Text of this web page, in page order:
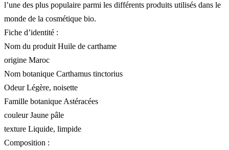
l’une des plus populaire parmi les différents produits utilisés dans le
monde de la cosmétique bio.
Fiche d’identité :
Nom du produit Huile de carthame
origine Maroc
Nom botanique Carthamus tinctorius
Odeur Légère, noisette
Famille botanique Astéracées
couleur Jaune pâle
texture Liquide, limpide
Composition :